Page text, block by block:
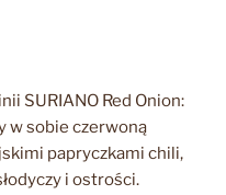
SURIANO Red Onion:
w sobie czerwoną
papryczkami chili,
i ostrości.